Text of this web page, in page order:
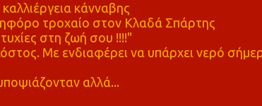
κάνναβης
τροχαίο στον Κλαδά Σπάρτης
στη ζωή σου !!!!"
Με ενδιαφέρει να υπάρχει νερό
αλλά...